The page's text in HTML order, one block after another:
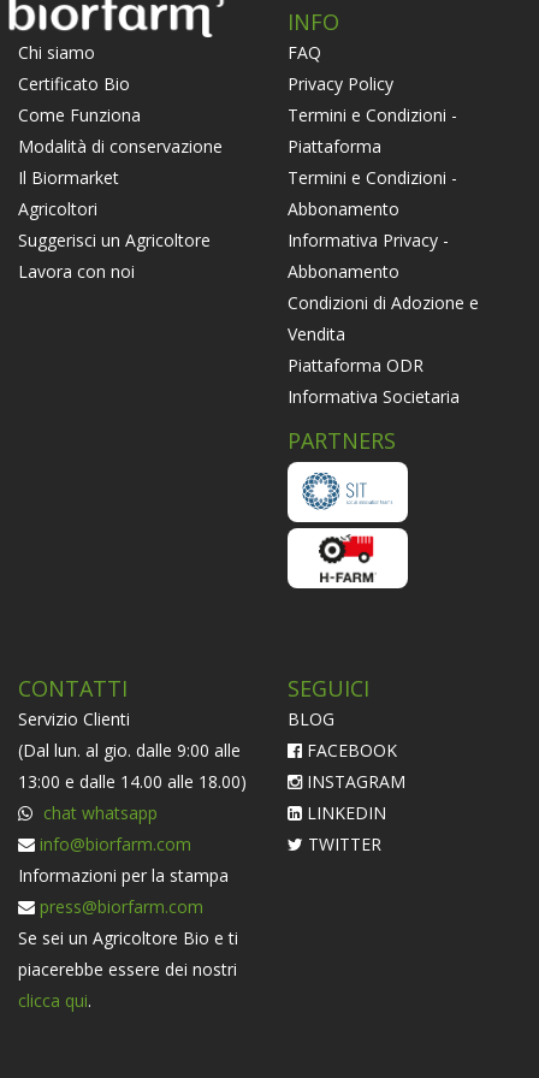
Chi siamo
Certificato Bio
Come Funziona
Modalità di conservazione
Il Biormarket
Agricoltori
Suggerisci un Agricoltore
Lavora con noi
INFO
FAQ
Privacy Policy
Termini e Condizioni -
Piattaforma
Termini e Condizioni -
Abbonamento
Informativa Privacy -
Abbonamento
Condizioni di Adozione e
Vendita
Piattaforma ODR
Informativa Societaria
PARTNERS
CONTATTI
Servizio Clienti
(Dal lun. al gio. dalle 9:00 alle
13:00 e dalle 14.00 alle 18.00)
chat whatsapp
info@biorfarm.com
Informazioni per la stampa
press@biorfarm.com
Se sei un Agricoltore Bio e ti
piacerebbe essere dei nostri
clicca qui.
SEGUICI
BLOG
FACEBOOK
INSTAGRAM
LINKEDIN
TWITTER